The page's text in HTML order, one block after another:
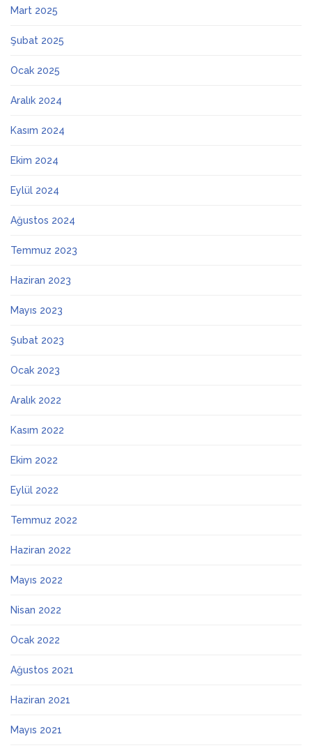
Mart 2025
Şubat 2025
Ocak 2025
Aralık 2024
Kasım 2024
Ekim 2024
Eylül 2024
Ağustos 2024
Temmuz 2023
Haziran 2023
Mayıs 2023
Şubat 2023
Ocak 2023
Aralık 2022
Kasım 2022
Ekim 2022
Eylül 2022
Temmuz 2022
Haziran 2022
Mayıs 2022
Nisan 2022
Ocak 2022
Ağustos 2021
Haziran 2021
Mayıs 2021